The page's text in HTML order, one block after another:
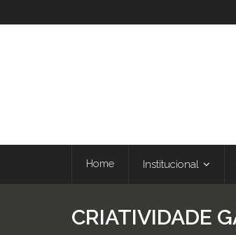
Home Institucional
CRIATIVIDADE